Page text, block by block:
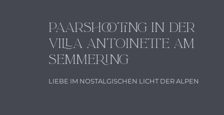
LIEBE IM NOSTALGISCHEN LICHT DER ALPEN
PAARSHOOTING IN DER
VILLA ANTOINETTE AM
SEMMERING